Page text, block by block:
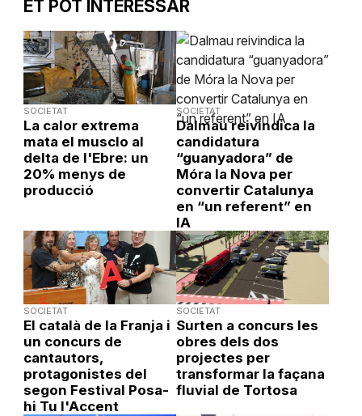
ET POT INTERESSAR
SOCIETAT
La calor extrema
mata el musclo al
delta de l'Ebre: un
20% menys de
producció
SOCIETAT
Dalmau reivindica la
candidatura
“guanyadora” de
Móra la Nova per
convertir Catalunya
en “un referent” en
IA
SOCIETAT
El català de la Franja i
un concurs de
cantautors,
protagonistes del
segon Festival Posa-
hi Tu l'Accent
SOCIETAT
Surten a concurs les
obres dels dos
projectes per
transformar la façana
fluvial de Tortosa